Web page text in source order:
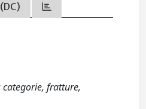
categorie, fratture,